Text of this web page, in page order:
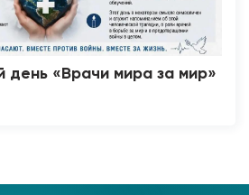
«Врачи мира за мир»